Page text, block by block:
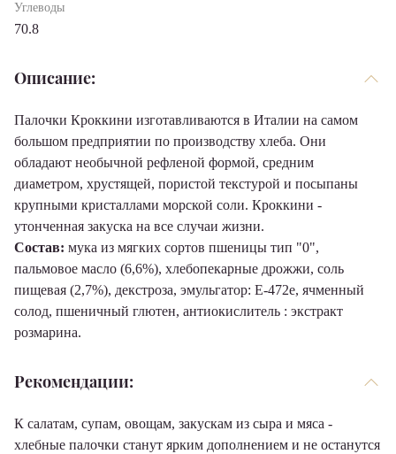
Углеводы
70.8
Описание:
Палочки Кроккини изготавливаются в Италии на самом
большом предприятии по производству хлеба. Они
обладают необычной рефленой формой, средним
диаметром, хрустящей, пористой текстурой и посыпаны
крупными кристаллами морской соли. Кроккини -
утонченная закуска на все случаи жизни.
Состав: мука из мягких сортов пшеницы тип "0",
пальмовое масло (6,6%), хлебопекарные дрожжи, соль
пищевая (2,7%), декстроза, эмульгатор: Е-472е, ячменный
солод, пшеничный глютен, антиокислитель : экстракт
розмарина.
Рекомендации:
К салатам, супам, овощам, закускам из сыра и мяса -
хлебные палочки станут ярким дополнением и не останутся